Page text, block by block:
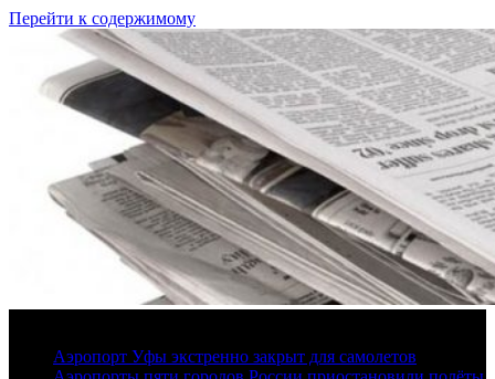
Перейти к содержимому
Аэропорт Уфы экстренно закрыт для самолетов